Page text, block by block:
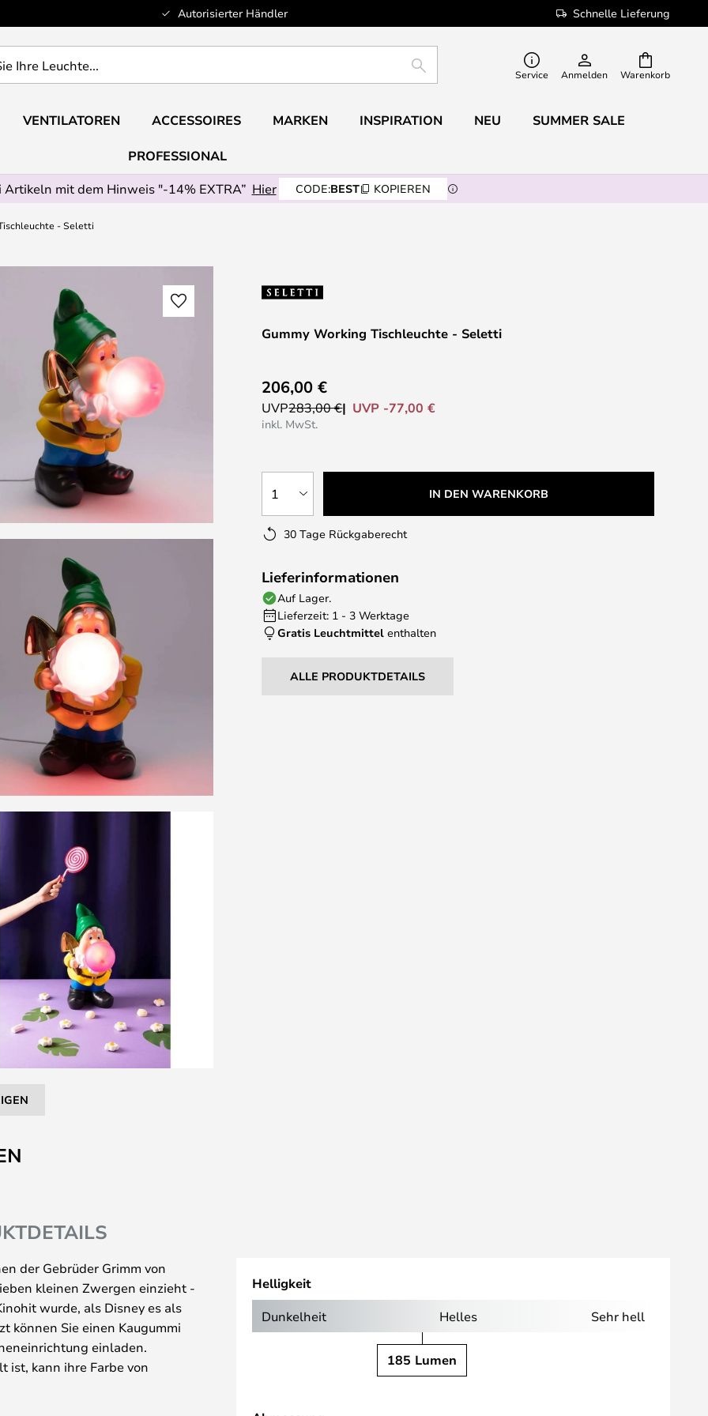
Autorisierter Händler Schnelle Lieferung
Warenkorb
SUCHE Service Anmelden
VENTILATOREN ACCESSOIRES MARKEN INSPIRATION NEU SUMMER SALE
PROFESSIONAL
mit dem Hinweis "-14% EXTRA” Hier CODE:BEST KOPIEREN
- Seletti
Gummy Working Tischleuchte - Seletti
206,00 €
UVP283,00 € UVP -77,00 €
inkl. MwSt.
1 IN DEN WARENKORB
30 Tage Rückgaberecht
Lieferinformationen
Auf Lager.
Lieferzeit: 1 - 3 Werktage
Gratis Leuchtmittel enthalten
ALLE PRODUKTDETAILS
der Gebrüder Grimm von
kleinen Zwergen einzieht -
wurde, als Disney es als
können Sie einen Kaugummi
einladen.
ist, kann ihre Farbe von
sich die Farbe der Blase,
Helligkeit
Dunkelheit Helles Sehr hell
185 Lumen